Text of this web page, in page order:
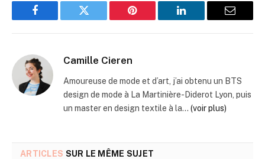
Facebook Twitter Pinterest LinkedIn Email
Camille Cieren
Amoureuse de mode et d’art, j’ai obtenu un BTS
design de mode à La Martinière-Diderot Lyon, puis
un master en design textile à la... (voir plus)
ARTICLES SUR LE MÊME SUJET